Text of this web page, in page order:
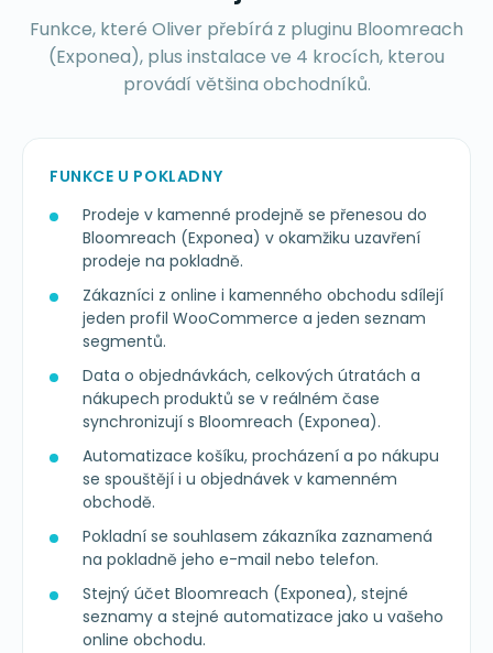
Funkce, které Oliver přebírá z pluginu Bloomreach
(Exponea), plus instalace ve 4 krocích, kterou
provádí většina obchodníků.
FUNKCE U POKLADNY
Prodeje v kamenné prodejně se přenesou do
Bloomreach (Exponea) v okamžiku uzavření
prodeje na pokladně.
Zákazníci z online i kamenného obchodu sdílejí
jeden profil WooCommerce a jeden seznam
segmentů.
Data o objednávkách, celkových útratách a
nákupech produktů se v reálném čase
synchronizují s Bloomreach (Exponea).
Automatizace košíku, procházení a po nákupu
se spouštějí i u objednávek v kamenném
obchodě.
Pokladní se souhlasem zákazníka zaznamená
na pokladně jeho e-mail nebo telefon.
Stejný účet Bloomreach (Exponea), stejné
seznamy a stejné automatizace jako u vašeho
online obchodu.